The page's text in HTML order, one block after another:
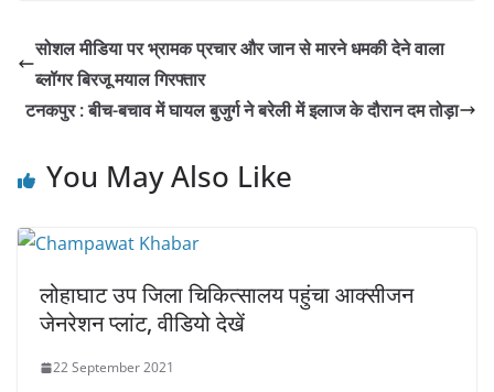
सोशल मीडिया पर भ्रामक प्रचार और जान से मारने धमकी देने वाला
ब्लॉगर बिरजू मयाल गिरफ्तार
टनकपुर : बीच-बचाव में घायल बुजुर्ग ने बरेली में इलाज के दौरान दम तोड़ा
You May Also Like
लोहाघाट उप जिला चिकित्सालय पहुंचा आक्सीजन
जेनरेशन प्लांट, वीडियो देखें
22 September 2021